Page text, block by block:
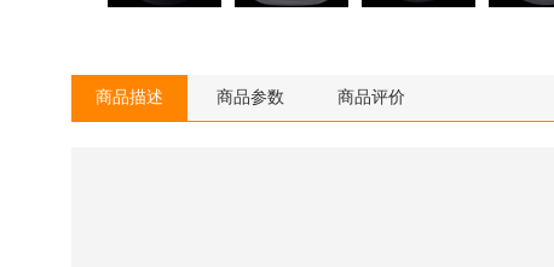
商品描述 商品参数 商品评价